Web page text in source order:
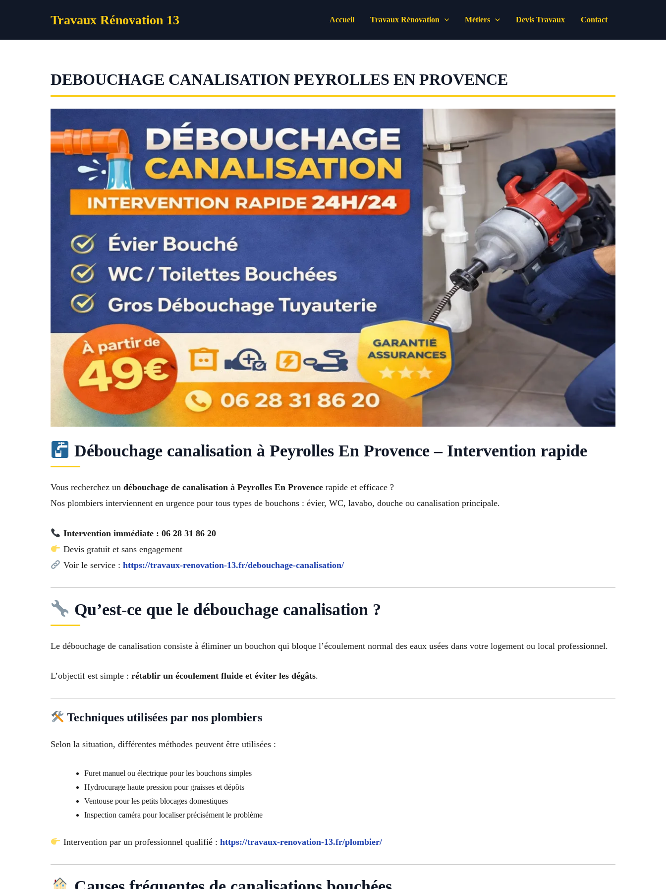
Travaux Rénovation 13 Accueil Travaux Rénovation Métiers Devis Travaux Contact
DEBOUCHAGE CANALISATION PEYROLLES EN PROVENCE
Débouchage canalisation à Peyrolles En Provence – Intervention rapide
Vous recherchez un débouchage de canalisation à Peyrolles En Provence rapide et efficace ?
Nos plombiers interviennent en urgence pour tous types de bouchons : évier, WC, lavabo, douche ou canalisation principale.
Intervention immédiate : 06 28 31 86 20
Devis gratuit et sans engagement
Voir le service : https://travaux-renovation-13.fr/debouchage-canalisation/
Qu’est-ce que le débouchage canalisation ?
Le débouchage de canalisation consiste à éliminer un bouchon qui bloque l’écoulement normal des eaux usées dans votre logement ou local professionnel.
L’objectif est simple : rétablir un écoulement fluide et éviter les dégâts.
Techniques utilisées par nos plombiers
Selon la situation, différentes méthodes peuvent être utilisées :
Furet manuel ou électrique pour les bouchons simples
Hydrocurage haute pression pour graisses et dépôts
Ventouse pour les petits blocages domestiques
Inspection caméra pour localiser précisément le problème
Intervention par un professionnel qualifié : https://travaux-renovation-13.fr/plombier/